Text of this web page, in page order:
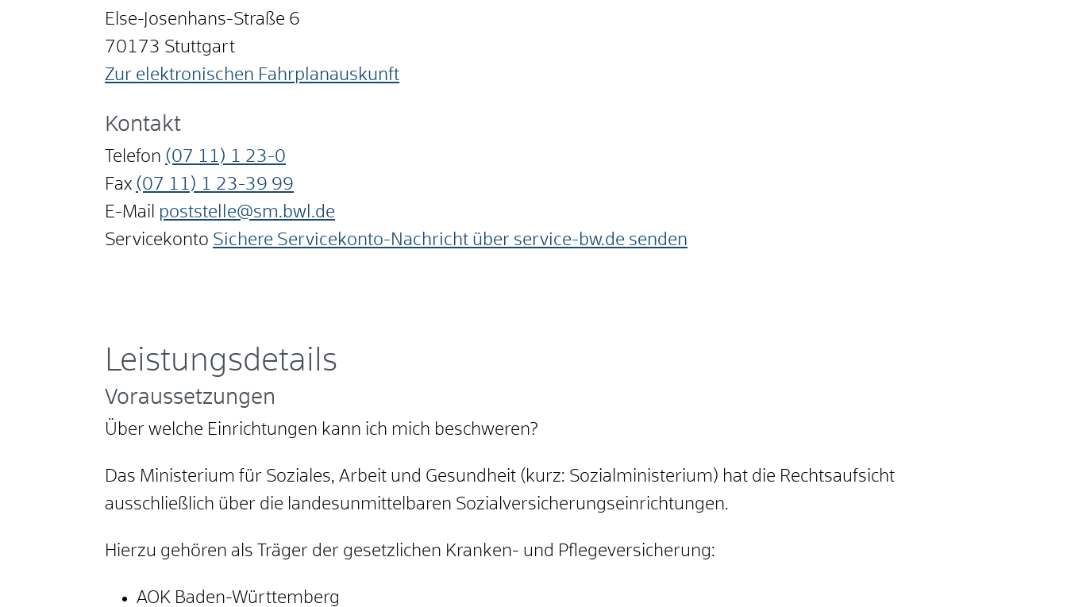
Else-Josenhans-Straße 6
70173 Stuttgart
Zur elektronischen Fahrplanauskunft
Kontakt
Telefon (07 11) 1 23-0
Fax (07 11) 1 23-39 99
E-Mail poststelle@sm.bwl.de
Servicekonto Sichere Servicekonto-Nachricht über service-bw.de senden
Leistungsdetails
Voraussetzungen
Über welche Einrichtungen kann ich mich beschweren?
Das Ministerium für Soziales, Arbeit und Gesundheit (kurz: Sozialministerium) hat die Rechtsaufsicht
ausschließlich über die landesunmittelbaren Sozialversicherungseinrichtungen.
Hierzu gehören als Träger der gesetzlichen Kranken- und Pflegeversicherung:
AOK Baden-Württemberg